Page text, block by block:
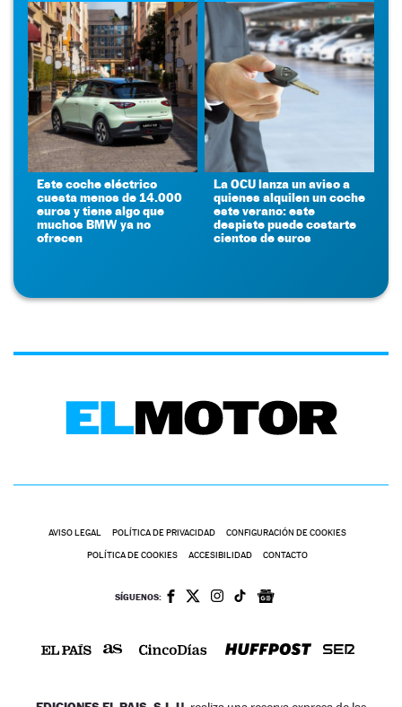
Este coche eléctrico
cuesta menos de 14.000
euros y tiene algo que
muchos BMW ya no
ofrecen
La OCU lanza un aviso a
quienes alquilen un coche
este verano: este
despiste puede costarte
cientos de euros
AVISO LEGAL POLÍTICA DE PRIVACIDAD CONFIGURACIÓN DE COOKIES
POLÍTICA DE COOKIES ACCESIBILIDAD CONTACTO
SÍGUENOS: